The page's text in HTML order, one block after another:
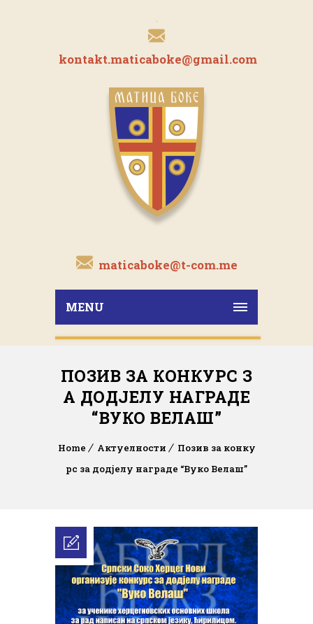
kontakt.maticaboke@gmail.com
maticaboke@t-com.me
MENU
ПОЗИВ ЗА КОНКУРС З
А ДОДЈЕЛУ НАГРАДЕ
“ВУКО ВЕЛАШ”
Home Актуелности
Позив за конку
рс за додјелу награде “Вуко Велаш”